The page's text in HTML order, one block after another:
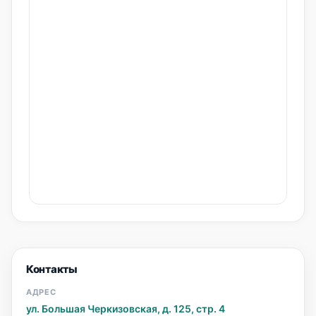
Контакты
АДРЕС
ул. Большая Черкизовская, д. 125, стр. 4